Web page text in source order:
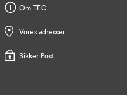
Om TEC
Vores adresser
Sikker Post